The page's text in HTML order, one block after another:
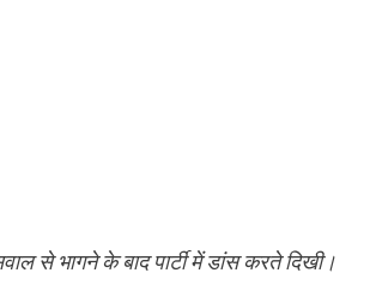
से भागने के बाद पार्टी में डांस करते दिखी।